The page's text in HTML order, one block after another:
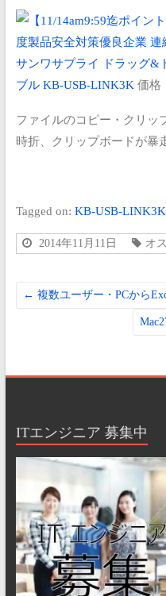
サンワサプライ
ドラッグ&
ブル KB-USB-LINK3K 価格
ファイルのコピー・クリッ
時折、クリップボードが暴
Tagged on: KB-USB-LINK3K
2014年11月11日 オ
← 複数ユーザー・PCから
ITエンジニア 募集中